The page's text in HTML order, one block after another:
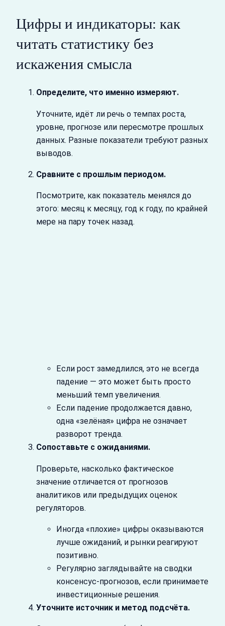
Цифры и индикаторы: как
читать статистику без
искажения смысла
Определите, что именно измеряют.
Уточните, идёт ли речь о темпах роста,
уровне, прогнозе или пересмотре прошлых
данных. Разные показатели требуют разных
выводов.
Сравните с прошлым периодом.
Посмотрите, как показатель менялся до
этого: месяц к месяцу, год к году, по крайней
мере на пару точек назад.
Если рост замедлился, это не всегда
падение — это может быть просто
меньший темп увеличения.
Если падение продолжается давно,
одна «зелёная» цифра не означает
разворот тренда.
Сопоставьте с ожиданиями.
Проверьте, насколько фактическое
значение отличается от прогнозов
аналитиков или предыдущих оценок
регуляторов.
Иногда «плохие» цифры оказываются
лучше ожиданий, и рынки реагируют
позитивно.
Регулярно заглядывайте на сводки
консенсус‑прогнозов, если принимаете
инвестиционные решения.
Уточните источник и метод подсчёта.